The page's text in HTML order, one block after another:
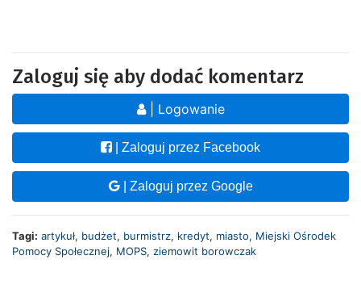
Zaloguj się aby dodać komentarz
| Logowanie
| Zaloguj przez Facebook
| Zaloguj przez Google
Tagi: artykuł, budżet, burmistrz, kredyt, miasto, Miejski Ośrodek
Pomocy Społecznej, MOPS, ziemowit borowczak